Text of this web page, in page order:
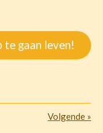
te gaan leven!
Volgende »